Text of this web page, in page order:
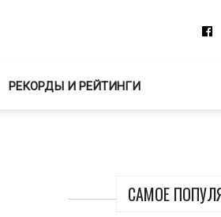
РЕКОРДЫ И РЕЙТИНГИ
САМОЕ